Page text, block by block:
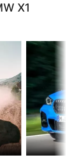
X1